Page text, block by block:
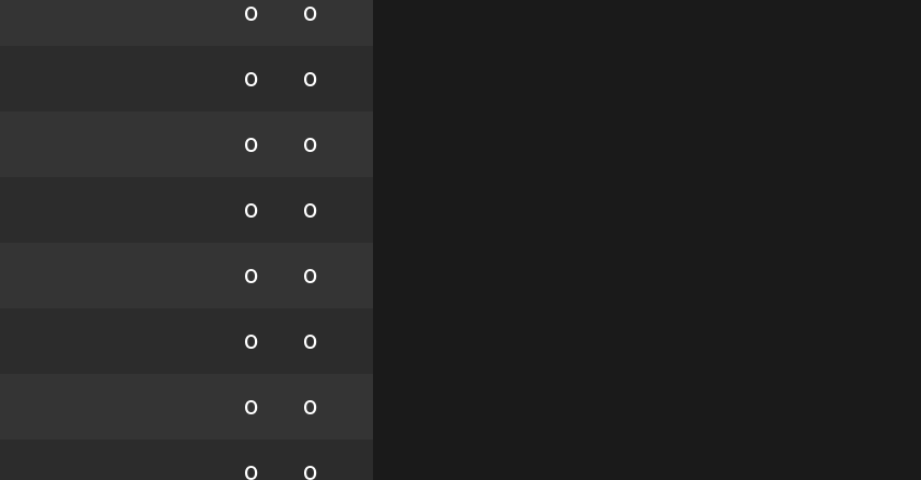
0 0
0 0
0 0
0 0
0 0
0 0
0 0
0 0